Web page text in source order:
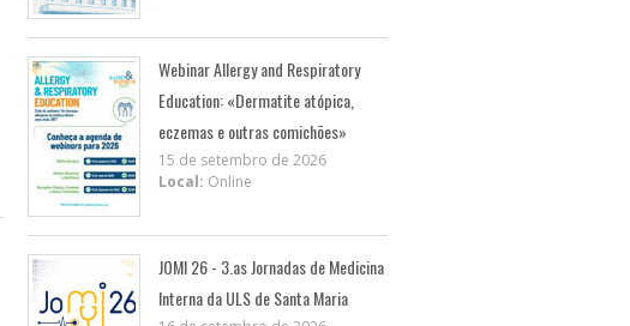
Webinar Allergy and Respiratory
Education: «Dermatite atópica,
eczemas e outras comichões»
15 de setembro de 2026
Local: Online
JOMI 26 - 3.as Jornadas de Medicina
Interna da ULS de Santa Maria